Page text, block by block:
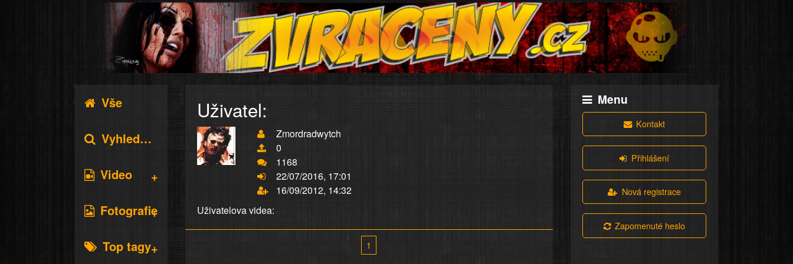
Vše
Vyhledávání
Video
Fotografie
Top tagy
Uživatel:
Zmordradwytch
0
1168
22/07/2016, 17:01
16/09/2012, 14:32
Uživatelova videa:
1
Menu
Kontakt
Přihlášení
Nová registrace
Zapomenuté heslo